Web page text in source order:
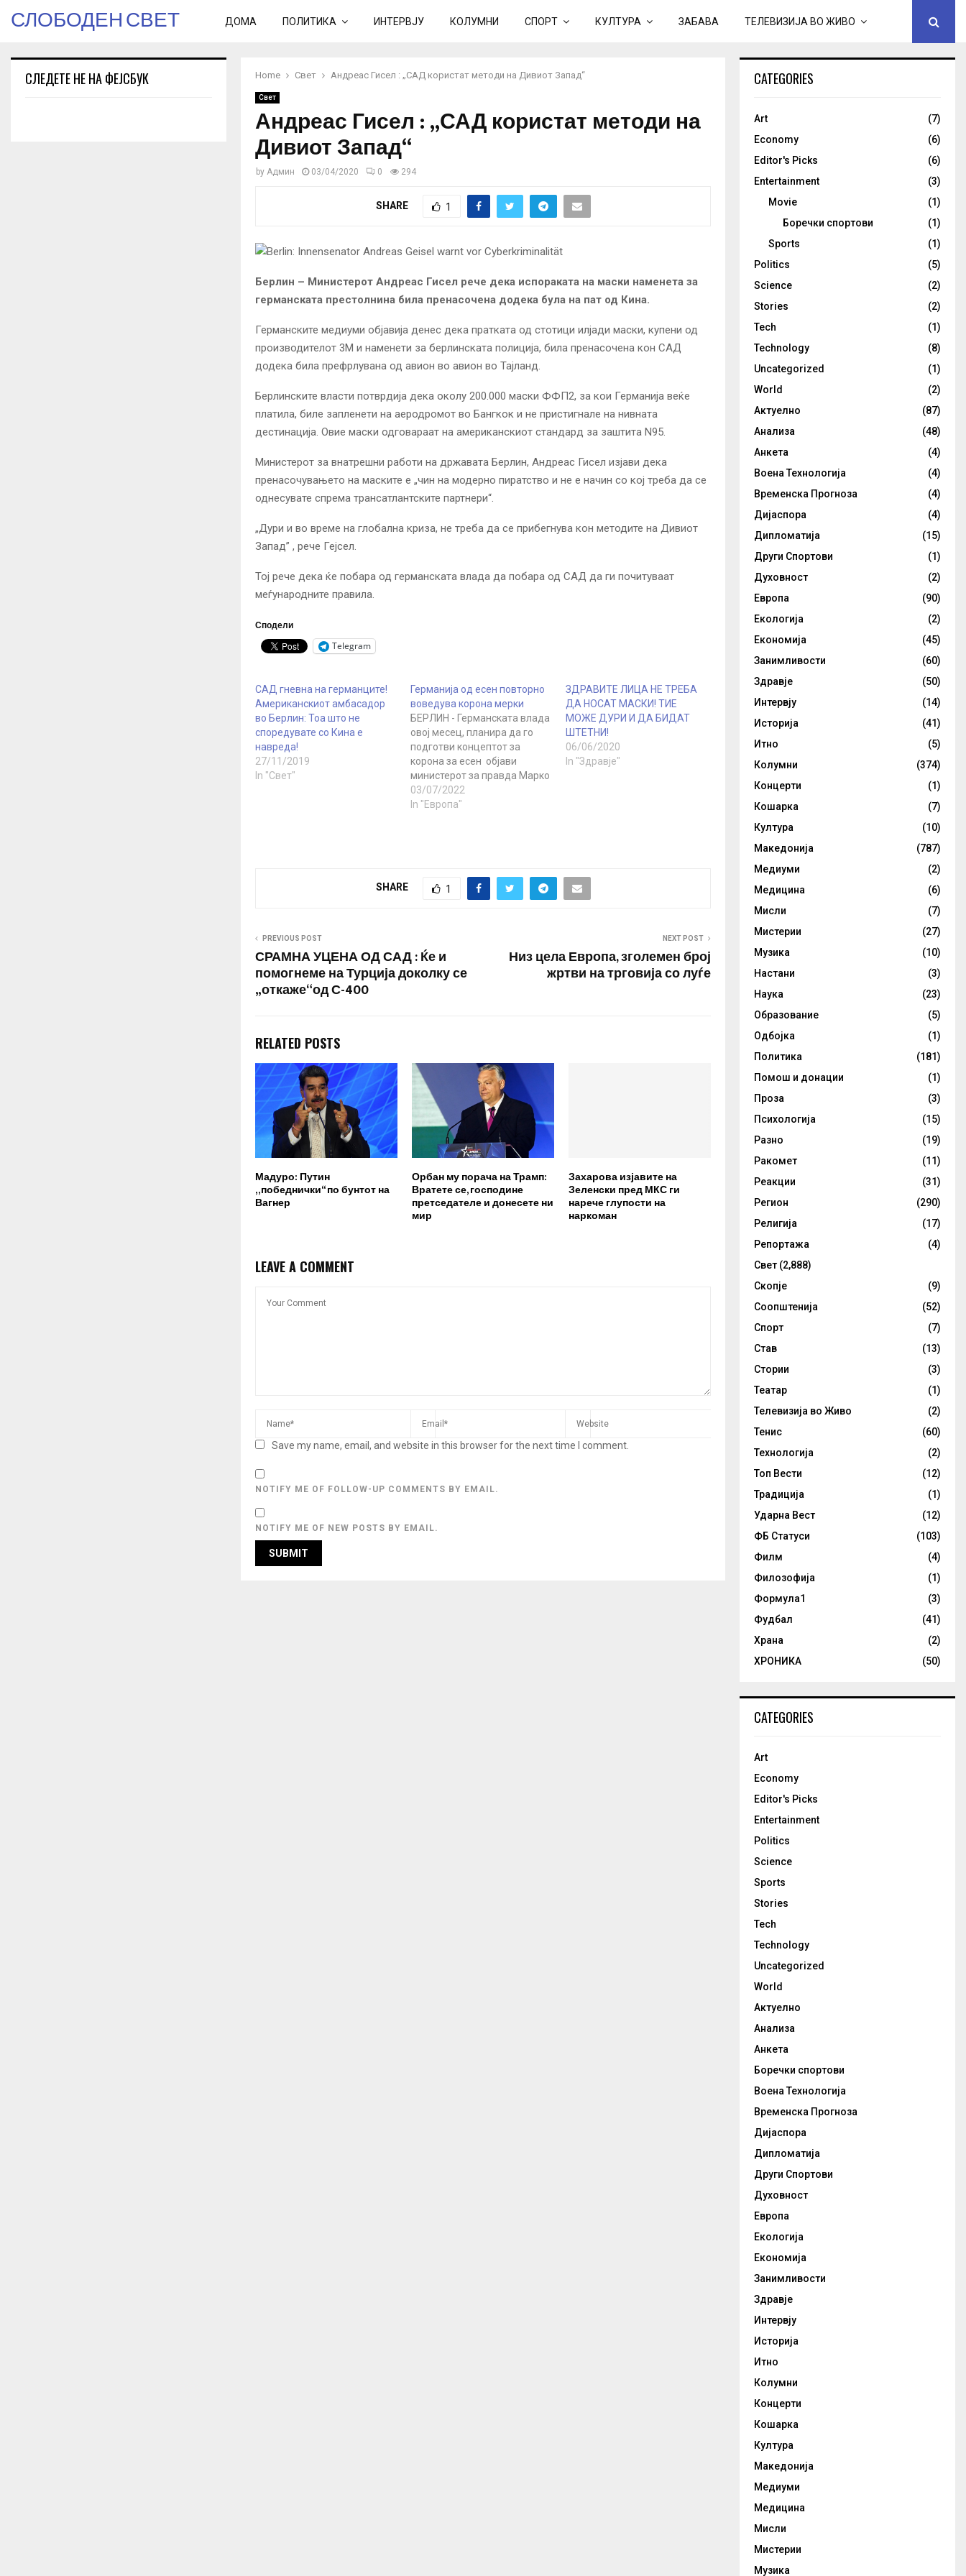
СЛОБОДЕН СВЕТ ДОМА ПОЛИТИКА ИНТЕРВЈУ КОЛУМНИ СПОРТ КУЛТУРА ЗАБАВА ТЕЛЕВИЗИЈА ВО ЖИВО
Home Свет Андреас Гисел : „САД користат методи на Дивиот Запад“
Свет
Андреас Гисел : „САД користат методи на
Дивиот Запад“
by Админ 03/04/2020 0 294
SHARE 1
Берлин – Министерот Андреас Гисел рече дека испораката на маски наменета за
германската престолнина била пренасочена додека була на пат од Кина.
Германските медиуми објавија денес дека пратката од стотици илјади маски, купени од
производителот 3М и наменети за берлинската полиција, била пренасочена кон САД
додека била префрлувана од авион во авион во Тајланд.
Берлинските власти потврдија дека околу 200.000 маски ФФП2, за кои Германија веќе
платила, биле запленети на аеродромот во Бангкок и не пристигнале на нивната
дестинација. Овие маски одговараат на американскиот стандард за заштита N95.
Министерот за внатрешни работи на државата Берлин, Андреас Гисел изјави дека
пренасочувањето на маските е „чин на модерно пиратство и не е начин со кој треба да се
однесувате спрема трансатлантските партнери“.
„Дури и во време на глобална криза, не треба да се прибегнува кон методите на Дивиот
Запад” , рече Гејсел.
Тој рече дека ќе побара од германската влада да побара од САД да ги почитуваат
меѓународните правила.
Сподели
Telegram
САД гневна на германците!
Американскиот амбасадор
во Берлин: Тоа што не
споредувате со Кина е
навреда!
27/11/2019
In "Свет"
Германија од есен повторно
воведува корона мерки
БЕРЛИН - Германската влада
овој месец, планира да го
подготви концептот за
корона за есен објави
министерот за правда Марко
Бушман во изјава за Велт ам
Зонтаг.Тој рече дека маската
пандемијата, мерките како…
03/07/2022
In "Европа"
ЗДРАВИТЕ ЛИЦА НЕ ТРЕБА
ДА НОСАТ МАСКИ! ТИЕ
МОЖЕ ДУРИ И ДА БИДАТ
ШТЕТНИ!
06/06/2020
In "Здравје"
SHARE 1
PREVIOUS POST
СРАМНА УЦЕНА ОД САД : Ќе и
помогнеме на Турција доколку се
„откаже“од С-400
NEXT POST
Низ цела Европа, зголемен број
жртви на трговија со луѓе
RELATED POSTS
Мадуро: Путин
„победнички“ по бунтот на
Вагнер
Орбан му порача на Трамп:
Вратете се, господине
претседателе и донесете ни
мир
Захарова изјавите на
Зеленски пред МКС ги
нарече глупости на
наркоман
LEAVE A COMMENT
Save my name, email, and website in this browser for the next time I comment.
NOTIFY ME OF FOLLOW-UP COMMENTS BY EMAIL.
NOTIFY ME OF NEW POSTS BY EMAIL.
СЛЕДЕТЕ НЕ НА ФЕЈСБУК CATEGORIES
Art
(7)
Economy
(6)
Editor's Picks
(6)
Entertainment
(3)
Movie
(1)
Боречки спортови
(1)
Sports
(1)
Politics
(5)
Science
(2)
Stories
(2)
Tech
(1)
Technology
(8)
Uncategorized
(1)
World
(2)
Актуелно
(87)
Анализа
(48)
Анкета
(4)
Воена Технологија
(4)
Временска Прогноза
(4)
Дијаспора
(4)
Дипломатија
(15)
Други Спортови
(1)
Духовност
(2)
Европа
(90)
Екологија
(2)
Економија
(45)
Занимливости
(60)
Здравје
(50)
Интервју
(14)
Историја
(41)
Итно
(5)
Колумни
(374)
Концерти
(1)
Кошарка
(7)
Култура
(10)
Македонија
(787)
Медиуми
(2)
Медицина
(6)
Мисли
(7)
Мистерии
(27)
Музика
(10)
Настани
(3)
Наука
(23)
Образование
(5)
Одбојка
(1)
Политика
(181)
Помош и донации
(1)
Проза
(3)
Психологија
(15)
Разно
(19)
Ракомет
(11)
Реакции
(31)
Регион
(290)
Религија
(17)
Репортажа
(4)
Свет (2,888)
Скопје
(9)
Соопштенија
(52)
Спорт
(7)
Став
(13)
Стории
(3)
Театар
(1)
Телевизија во Живо
(2)
Тенис
(60)
Технологија
(2)
Топ Вести
(12)
Традиција
(1)
Ударна Вест
(12)
ФБ Статуси
(103)
Филм
(4)
Филозофија
(1)
Формула1
(3)
Фудбал
(41)
Храна
(2)
ХРОНИКА
(50)
CATEGORIES
Art
Economy
Editor's Picks
Entertainment
Politics
Science
Sports
Stories
Tech
Technology
Uncategorized
World
Актуелно
Анализа
Анкета
Боречки спортови
Воена Технологија
Временска Прогноза
Дијаспора
Дипломатија
Други Спортови
Духовност
Европа
Екологија
Економија
Занимливости
Здравје
Интервју
Историја
Итно
Колумни
Концерти
Кошарка
Култура
Македонија
Медиуми
Медицина
Мисли
Мистерии
Музика